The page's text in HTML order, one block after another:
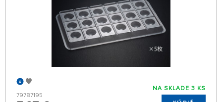
79787195
NA SKLADE 3 KS